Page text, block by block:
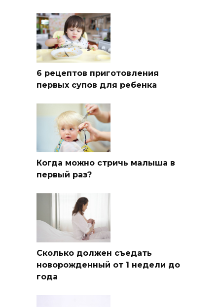
6 рецептов приготовления
первых супов для ребенка
Когда можно стричь малыша в
первый раз?
Сколько должен съедать
новорожденный от 1 недели до
года